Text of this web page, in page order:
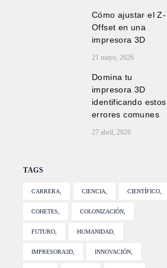
Cómo ajustar el Z-
Offset en una
impresora 3D
21 mayo, 2026
Domina tu
impresora 3D
identificando estos
errores comunes
27 abril, 2026
TAGS
CARRERA CIENCIA CIENTÍFICO
COHETES COLONIZACIÓN
FUTURO HUMANIDAD
IMPRESORA3D INNOVACIÓN